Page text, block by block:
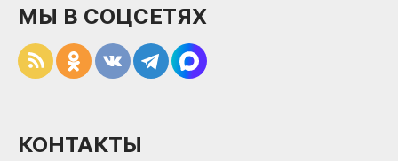
МЫ В СОЦСЕТЯХ
КОНТАКТЫ